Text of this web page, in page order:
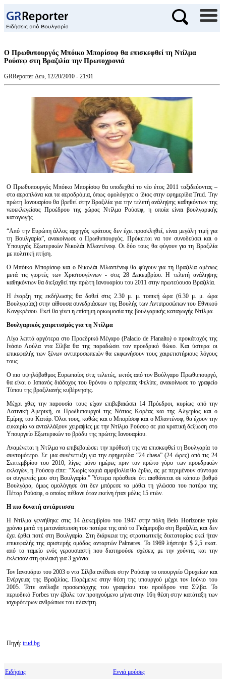
Ο Πρωθυπουργός Μπόικο Μπορίσοφ θα επισκεφθεί τη Ντίλμα
Ρούσεφ στη Βραζιλία την Πρωτοχρονιά
GRReporter Δευ, 12/20/2010 - 21:01
Ο Πρωθυπουργός Μπόικο Μπορίσοφ θα υποδεχθεί το νέο έτος 2011 ταξιδεύοντας –
στα αεροπλάνα και τα αεροδρόμια, όπως ομολόγησε ο ίδιος στην εφημερίδα Trud. Tην
πρώτη Ιανουαρίου θα βρεθεί στην Βραζιλία για την τελετή ανάληψης καθηκόντων της
νεοεκλεγείσας Προέδρου της χώρας Ντίλμα Ρούσεφ, η οποία είναι βουλγαρικής
καταγωγής.
“Από την Ευρώπη άλλος αρχηγός κράτους δεν έχει προσκληθεί, είναι μεγάλη τιμή για
τη Βουλγαρία”, ανακοίνωσε ο Πρωθυπουργός. Πρόκειται να τον συνοδεύσει και ο
Υπουργός Εξωτερικών Νικολάι Μλαντένοφ. Οι δύο τους θα φύγουν για τη Βραζιλία
με πολιτική πτήση.
Ο Μπόικο Μπορίσοφ και ο Νικολάι Μλαντένοφ θα φύγουν για τη Βραζιλία αμέσως
μετά τις γιορτές των Χριστουγέννων - στις 28 Δεκεμβρίου. Η τελετή ανάληψης
καθηκόντων θα διεξαχθεί την πρώτη Ιανουαρίου του 2011 στην πρωτεύουσα Βραζιλία.
Η έναρξη της εκδήλωσης θα δοθεί στις 2.30 μ. μ. τοπική ώρα (6.30 μ. μ. ώρα
Βουλγαρίας) στην αίθουσα συνεδριάσεων της Βουλής των Αντιπροσώπων του Εθνικού
Κονγκρέσου. Εκεί θα γίνει η επίσημη ορκωμοσία της βουλγαρικής καταγωγής Ντίλμα.
Βουλγαρικός χαιρετισμός για τη Ντίλμα
Λίγα λεπτά αργότερα στο Προεδρικό Μέγαρο (Palacio de Planalto) ο προκάτοχός της
Ινάσιο Λούλα ντα Σίλβα θα της παραδώσει τον προεδρικό θώκο. Και ύστερα οι
επικεφαλής των ξένων αντιπροσωπειών θα εκφωνήσουν τους χαιρετιστήριους λόγους
τους.
Ο πιο υψηλόβαθμος Ευρωπαίος στις τελετές, εκτός από τον Βούλγαρο Πρωθυπουργό,
θα είναι ο Ισπανός διάδοχος του θρόνου ο πρίγκιπας Φελίπε, ανακοίνωσε το γραφείο
Τύπου της βραζιλιανής κυβέρνησης.
Μέχρι χθες την παρουσία τους είχαν επιβεβαιώσει 14 Πρόεδροι, κυρίως από την
Λατινική Αμερική, οι Πρωθυπουργοί της Νότιας Κορέας και της Αλγερίας και ο
Εμίρης του Κατάρ. Όλοι τους, καθώς και ο Μπορίσοφ και ο Μλαντένοφ, θα έχουν την
ευκαιρία να ανταλλάξουν χειραψίες με την Ντίλμα Ρούσεφ σε μια κρατική δεξίωση στο
Υπουργείο Εξωτερικών το βράδυ της πρώτης Ιανουαρίου.
Αναμένεται η Ντίλμα να επιβεβαιώσει την πρόθεσή της να επισκεφθεί τη Βουλγαρία το
συντομότερο. Σε μια συνένετυξη για την εφημερίδα “24 chasa” (24 ώρες) από τις 24
Σεπτεμβρίου του 2010, λίγες μόνο ημέρες πριν τον πρώτο γύρο των προεδρικών
εκλογών, η Ρούσεφ είπε: “Χωρίς καμιά αμφιβολία θα έρθω, ας με περιμένουν σύντομα
οι συγγενείς μου στη Βουλγαρία.” Ύστερα πρόσθεσε ότι αισθάνεται σε κάποιο βαθμό
Βουλγάρα, όμως ομολόγησε ότι δεν μπόρεσε να μάθει τη γλώσσα του πατέρα της
Πέταρ Ρούσεφ, ο οποίος πέθανε όταν εκείνη ήταν μόλις 15 ετών.
Η πιο δυνατή αντάρτισσα
Η Ντίλμα γεννήθηκε στις 14 Δεκεμβρίου του 1947 στην πόλη Belo Horizonte τρία
χρόνια μετά τη μετανάστευση του πατέρα της από το Γκάμπροβο στη Βραζιλία, και δεν
έχει έρθει ποτέ στη Βουλγαρία. Στη διάρκεια της στρατιωτικής δικτατορίας εκεί ήταν
επικεφαλής της αριστερής оμάδας ανταρτών Palmares. Το 1969 λήστεψε $ 2,5 εκατ.
από το ταμείο ενός γερουσιαστή που διατηρούσε σχέσεις με την χούντα, και την
έκλεισαν στη φυλακή για 3 χρόνια.
Τον Ιανουάριο του 2003 ο ντα Σίλβα ανέθεσε στην Ρούσεφ το υπουργείο Ορυχείων και
Ενέργειας της Βραζιλίας. Παρέμεινε στην θέση της υπουργού μέχρι τον Ιούνιο του
2005. Τότε ανέλαβε προσωπάρχης του γραφείου του προέδρου ντα Σίλβα. Το
περιοδικό Forbes την έβαλε τον προηγούμενο μήνα στην 16η θέση στην κατάταξη των
ισχυρότερων ανθρώπων του πλανήτη.
Πηγή: trud.bg
Ειδήσεις Εννιά μούσες